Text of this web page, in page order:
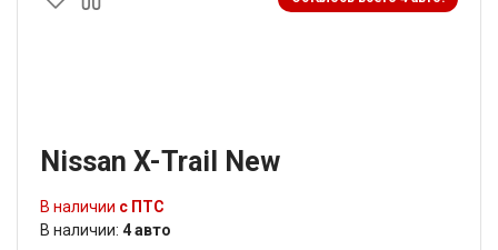
Nissan X-Trail New
В наличии с ПТС
В наличии: 4 авто